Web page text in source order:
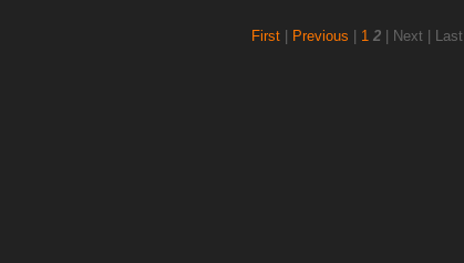
First Previous 1 2 | Next | Last